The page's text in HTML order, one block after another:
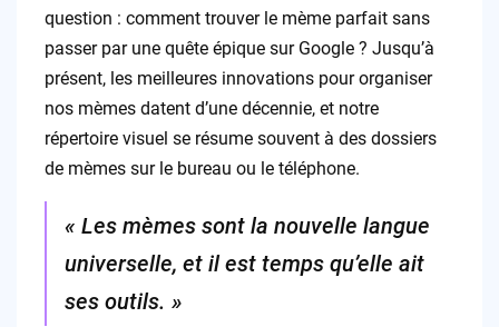
question : comment trouver le mème parfait sans
passer par une quête épique sur Google ? Jusqu’à
présent, les meilleures innovations pour organiser
nos mèmes datent d’une décennie, et notre
répertoire visuel se résume souvent à des dossiers
de mèmes sur le bureau ou le téléphone.
« Les mèmes sont la nouvelle langue
universelle, et il est temps qu’elle ait
ses outils. »